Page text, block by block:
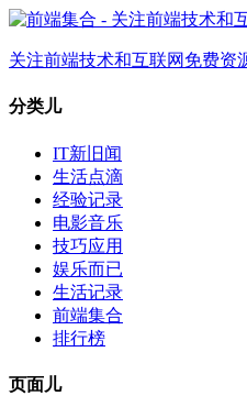
关注前端技术和互联网免费资
分类儿
IT新旧闻
生活点滴
经验记录
电影音乐
技巧应用
娱乐而已
生活记录
前端集合
排行榜
页面儿